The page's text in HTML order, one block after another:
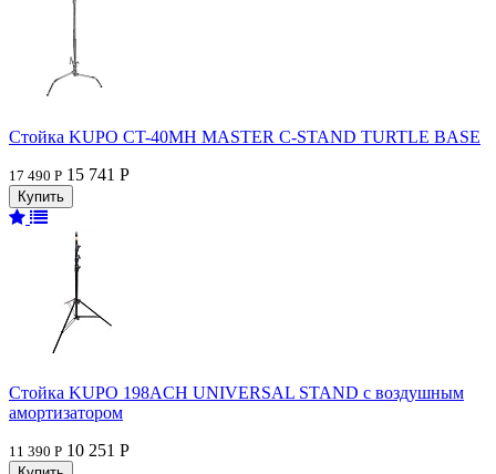
Стойка KUPO CT-40MH MASTER C-STAND TURTLE BASE
17 490 Р 15 741 Р
Стойка KUPO 198ACH UNIVERSAL STAND с воздушным
амортизатором
11 390 Р 10 251 Р